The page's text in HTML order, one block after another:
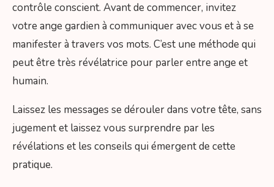
contrôle conscient. Avant de commencer, invitez
votre ange gardien à communiquer avec vous et à se
manifester à travers vos mots. C’est une méthode qui
peut être très révélatrice pour parler entre ange et
humain.
Laissez les messages se dérouler dans votre tête, sans
jugement et laissez vous surprendre par les
révélations et les conseils qui émergent de cette
pratique.